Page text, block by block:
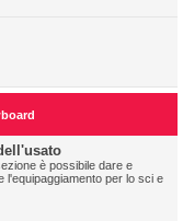
è possibile dare e
l'equipaggiamento per lo sci e